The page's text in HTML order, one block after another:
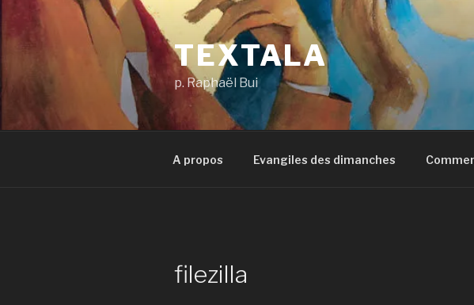
contenu
TEXTALA
p. Raphaël Bui
A propos Evangiles des dimanches
filezilla